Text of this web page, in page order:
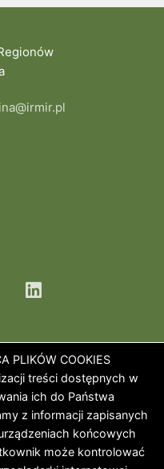
PLIKÓW COOKIES
treści dostępnych w
ich do Państwa
z informacji zapisanych
końcowych
może kontrolować